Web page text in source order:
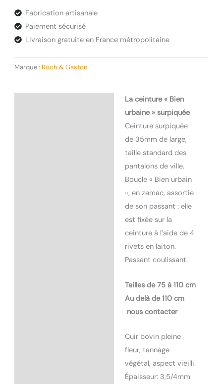
"Bien
urbaine"
surpiquée
Fabrication artisanale
Paiement sécurisé
Livraison gratuite en France métropolitaine
Marque : Roch & Gaston
La ceinture « Bien
urbaine » surpiquée
Ceinture surpiquée
de 35mm de large,
taille standard des
pantalons de ville.
Boucle « Bien urbain
», en zamac, assortie
de son passant : elle
est fixée sur la
ceinture à l’aide de 4
rivets en laiton.
Passant coulissant.
Tailles de 75 à 110 cm
Au delà de 110 cm
nous contacter
Cuir bovin pleine
fleur, tannage
végétal, aspect vieilli.
Épaisseur: 3,5/4mm